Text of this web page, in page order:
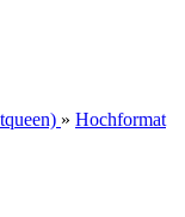
» Hochformat